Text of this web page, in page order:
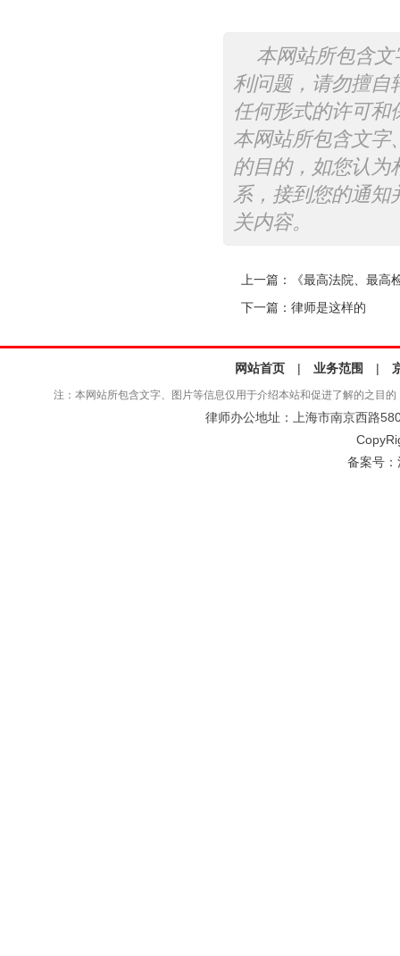
本网站所包含
利问题，请勿擅自
任何形式的许可和
本网站所包含文字
的目的，如您认为
系，接到您的通知
关内容。
上一篇： 《最高法院、最
下一篇： 律师是这样的
网站首页 | 业务范围 |
注：本网站所包含文字、图片等信息仅用于介绍本站和促进了解的之目
律师办公地址：上海市南京西路
备案号：